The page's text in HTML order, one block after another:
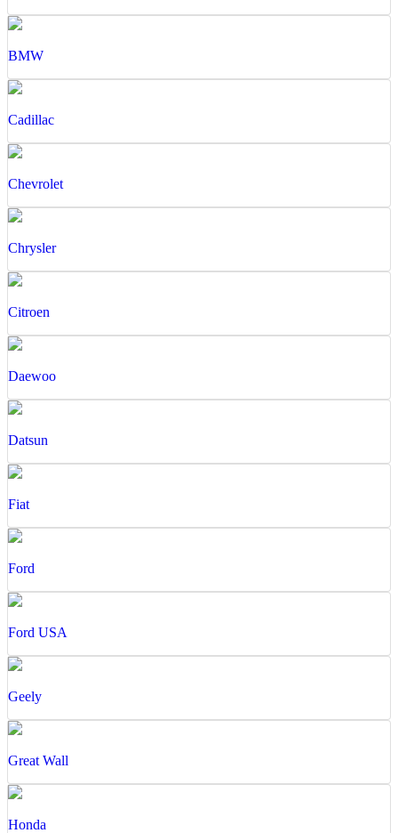
BMW
Cadillac
Chevrolet
Chrysler
Citroen
Daewoo
Datsun
Fiat
Ford
Ford USA
Geely
Great Wall
Honda